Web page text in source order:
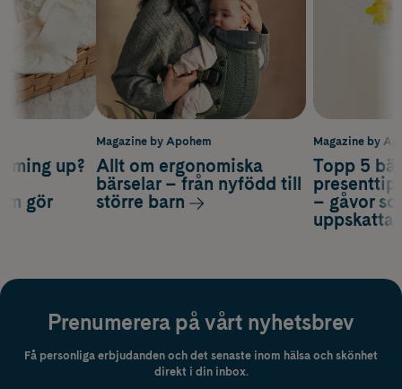
Magazine by
Topp 5
– gåvor
up?
gör
Magazine by Apohem
Allt om ergonomiska
bärselar – från nyfödd till
större barn
Prenumerera på vårt nyhetsbrev
Få personliga erbjudanden och det senaste inom hälsa och skönhet
direkt i din inbox.